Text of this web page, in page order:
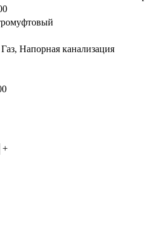
Напорная канализация
+